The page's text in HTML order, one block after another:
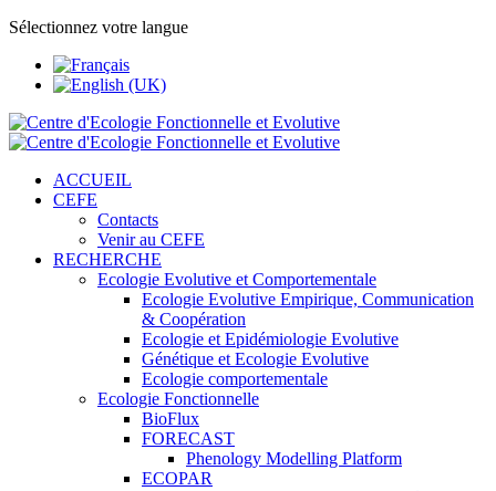
Sélectionnez votre langue
ACCUEIL
CEFE
Contacts
Venir au CEFE
RECHERCHE
Ecologie Evolutive et Comportementale
Ecologie Evolutive Empirique, Communication
& Coopération
Ecologie et Epidémiologie Evolutive
Génétique et Ecologie Evolutive
Ecologie comportementale
Ecologie Fonctionnelle
BioFlux
FORECAST
Phenology Modelling Platform
ECOPAR